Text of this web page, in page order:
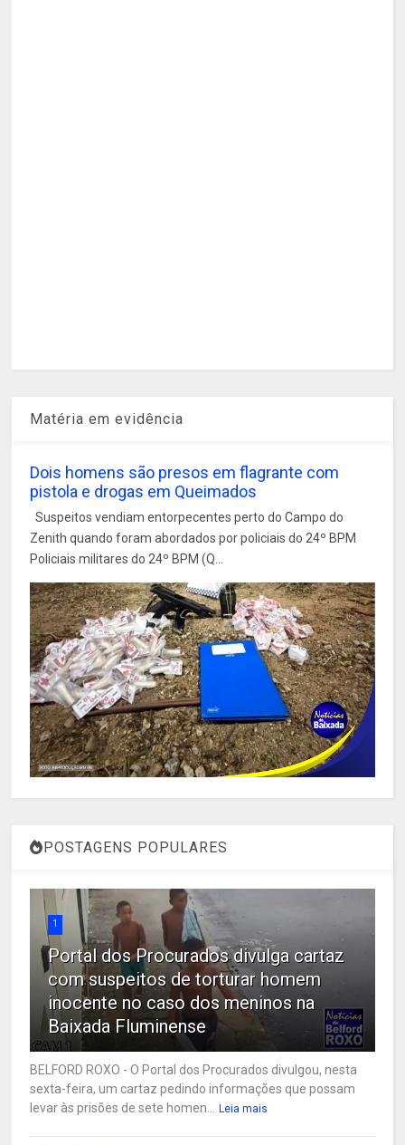
Matéria em evidência
Dois homens são presos em flagrante com
pistola e drogas em Queimados
Suspeitos vendiam entorpecentes perto do Campo do
Zenith quando foram abordados por policiais do 24º BPM
Policiais militares do 24º BPM (Q...
POSTAGENS POPULARES
1
Portal dos Procurados divulga cartaz
com suspeitos de torturar homem
inocente no caso dos meninos na
Baixada Fluminense
BELFORD ROXO - O Portal dos Procurados divulgou, nesta
sexta-feira, um cartaz pedindo informações que possam
levar às prisões de sete homen...
Leia mais